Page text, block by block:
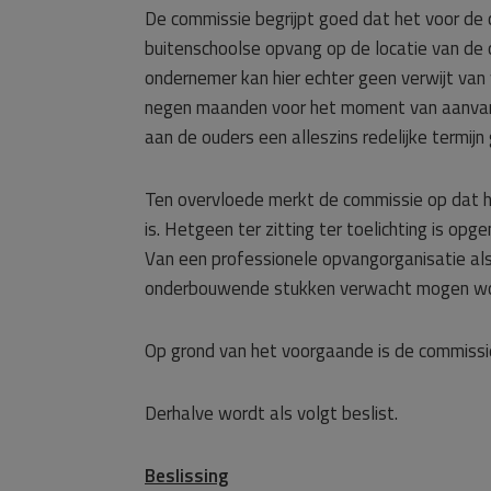
De commissie begrijpt goed dat het voor
buitenschoolse opvang op de locatie van
ondernemer kan hier echter geen verwijt
negen maanden voor het moment van
aan de ouders een alleszins redelijke
Ten overvloede merkt de commissie op
is. Hetgeen ter zitting ter toelichting is
Van een professionele opvangorganisatie
onderbouwende stukken verwacht mogen
Op grond van het voorgaande is de
Derhalve wordt als volgt beslist.
Beslissing